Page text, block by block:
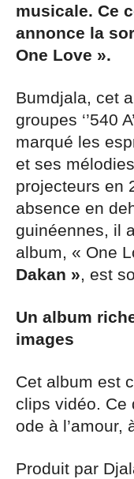
musicale. Ce
annonce la
One Love ».
Bumdjala, cet
groupes ‘’540
marqué les
et ses
projecteurs en
absence en
guinéennes, il
album, « One
Dakan », est
Un album
images
Cet album est
clips vidéo. Ce
ode à l’amour,
Produit par